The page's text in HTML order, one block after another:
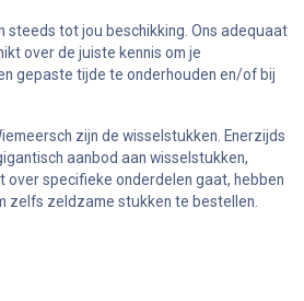
steeds tot jou beschikking. Ons adequaat
over de juiste kennis om je
gepaste tijde te onderhouden en/of bij
zijn de wisselstukken. Enerzijds
aanbod aan wisselstukken,
over specifieke onderdelen gaat, hebben
zelfs zeldzame stukken te bestellen.